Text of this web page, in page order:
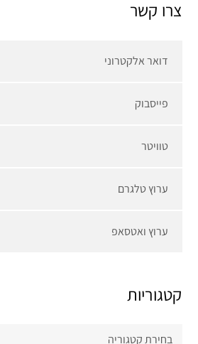
צרו קשר
דואר אלקטרוני
פייסבוק
טוויטר
ערוץ טלגרם
ערוץ ואטסאפ
קטגוריות